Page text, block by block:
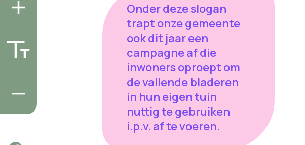
Onder deze slogan
trapt onze gemeente
ook dit jaar een
campagne af die
inwoners oproept om
de vallende bladeren
in hun eigen tuin
nuttig te gebruiken
i.p.v. af te voeren.